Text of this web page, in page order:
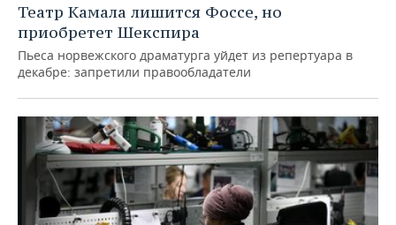
Театр Камала лишится Фоссе, но
приобретет Шекспира
Пьеса норвежского драматурга уйдет из репертуара в
декабре: запретили правообладатели